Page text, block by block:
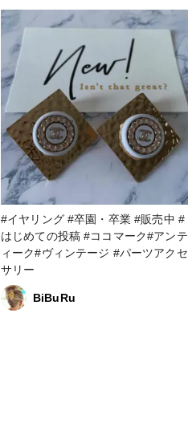
#ヴィンテージ #ヴィンテージパーツ
#ファンれぽ_Tokaiグループ #ファン
れぽ_シュゲール #ファンれぽ
_partsclub #その他
#イヤリング #卒園・卒業 #販売中 #
はじめての投稿 #ココマーク#アンテ
ィーク#ヴィンテージ #パーツアクセ
サリー
BiBuRu